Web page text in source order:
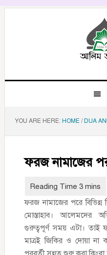
Skip
Skip
Skip
YOU ARE HERE: HOME / DUA
ফরজ নামাজের
ফরজ নামাজের পরে
মোস্তাহাব। আলেমদের
গুরুত্বপূর্ণ সময় এটা। তাই
মাত্রই জিকির ও দোয়া না